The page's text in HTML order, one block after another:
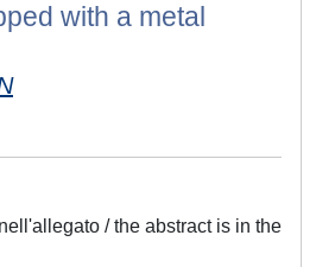
with a metal
/ the abstract is in the